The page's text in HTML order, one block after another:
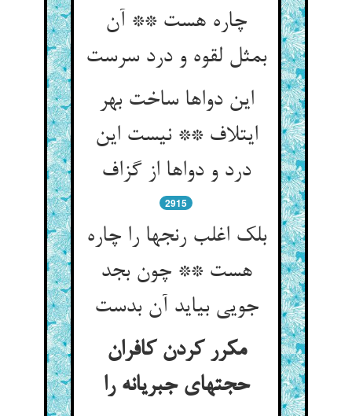
چاره هست ** آن
بمثل لقوه و درد سرست
این دواها ساخت بهر
ایتلاف ** نیست این
درد و دواها از گزاف
2915
بلک اغلب رنجها را چاره
هست ** چون بجد
جویی بیاید آن بدست
مکرر کردن کافران
حجتهای جبریانه را